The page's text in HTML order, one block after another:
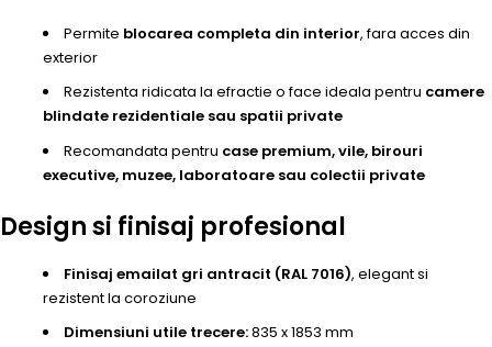
Permite blocarea completa din interior, fara acces din
exterior
Rezistenta ridicata la efractie o face ideala pentru camere
blindate rezidentiale sau spatii private
Recomandata pentru case premium, vile, birouri
executive, muzee, laboratoare sau colectii private
Design si finisaj profesional
Finisaj emailat gri antracit (RAL 7016), elegant si
rezistent la coroziune
Dimensiuni utile trecere:835 x 1853 mm